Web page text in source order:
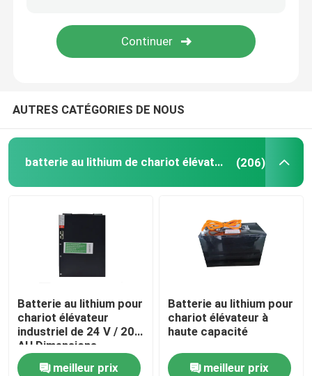
AUTRES CATÉGORIES DE NOUS
batterie au lithium de chariot élévateur (206)
Batterie au lithium pour
chariot élévateur
industriel de 24 V / 20
AH Dimensions
197*74*260 mm
meilleur prix
Batterie au lithium pour
chariot élévateur à
haute capacité
meilleur prix